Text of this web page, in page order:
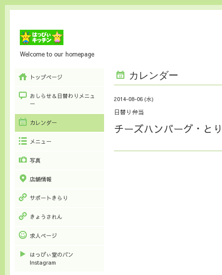
Welcome to our homepage
カレンダー
2014-08-06 (水)
日替り弁当
チーズハンバーグ・と
トップページ
おしらせ＆日替わりメニュ
ー
カレンダー
メニュー
写真
店舗情報
サポートきらり
きょうされん
求人ページ
はっぴぃ堂のパン
Instagram